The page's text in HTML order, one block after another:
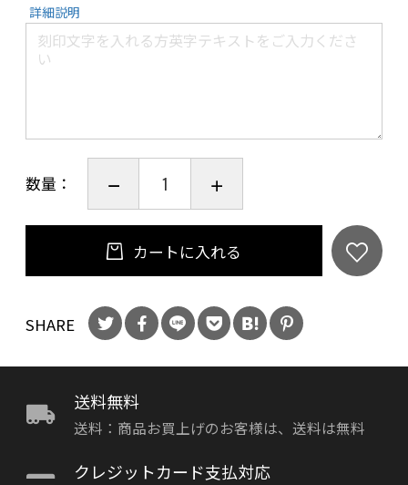
詳細説明
数量：
カートに入れる
SHARE
送料無料
送料：商品お買上げのお客様は、送料は無料
クレジットカード支払対応